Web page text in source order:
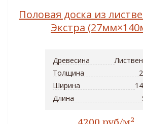
Половая доска из
Экстра
Древесина
Толщина
Ширина
Длина
2